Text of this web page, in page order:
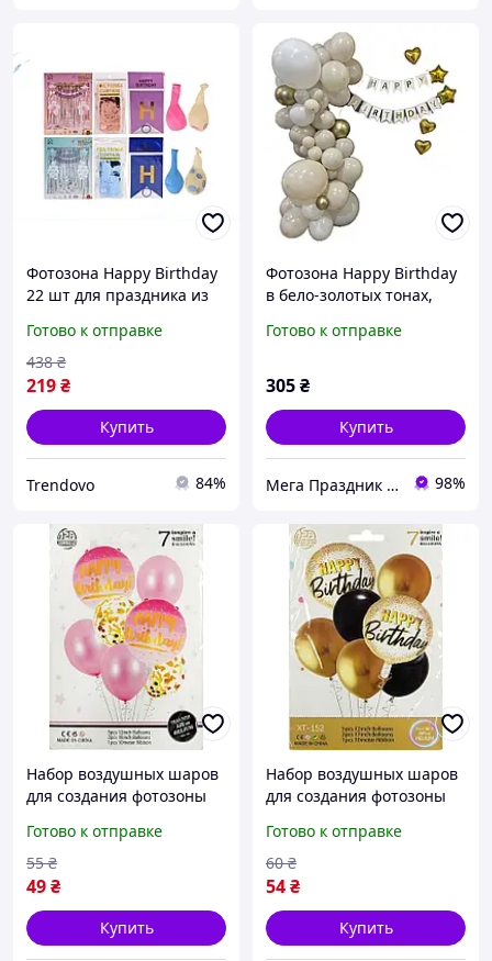
Фотозона Happy Birthday
22 шт для праздника из
фольгированной пленки
Готово к отправке
219₴
438 ₴
Купить
Trendovo 84%
Фотозона Happy Birthday
в бело-золотых тонах,
набор для украшения
Готово к отправке
305₴
Купить
Мега Праздник – магазин аксессуаров для праздника и все для оформления воздушными шарами ОПТ. 98%
Набор воздушных шаров
для создания фотозоны
шт
Готово к отправке
49₴
55 ₴
Купить
Набор воздушных шаров
для создания фотозоны
шт
Готово к отправке
54₴
60 ₴
Купить